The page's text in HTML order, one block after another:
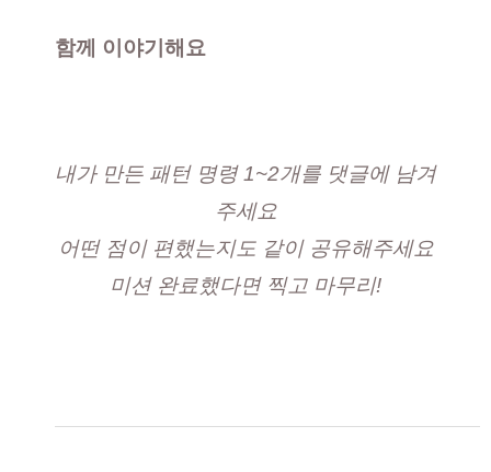
함께 이야기해요
내가 만든 패턴 명령 1~2개를 댓글에 남겨
주세요
어떤 점이 편했는지도 같이 공유해주세요
미션 완료했다면 찍고 마무리!